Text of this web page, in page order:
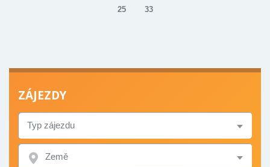
25 33
ZÁJEZDY
TYP
ZÁJEZDU
ZEMĚ